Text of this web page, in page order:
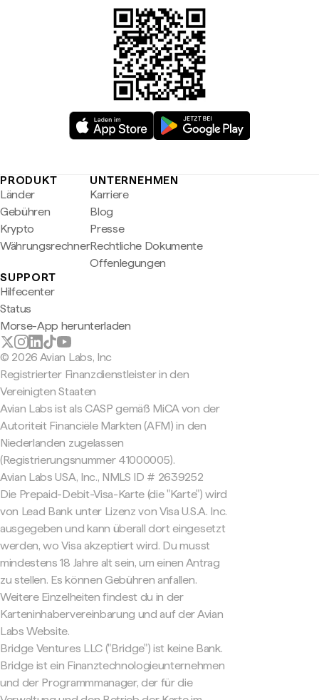
PRODUKT
Länder
Gebühren
Krypto
Währungsrechner
UNTERNEHMEN
Karriere
Blog
Presse
Rechtliche Dokumente
Offenlegungen
SUPPORT
Hilfecenter
Status
Morse-App herunterladen
© 2026 Avian Labs, Inc
Registrierter Finanzdienstleister in den
Vereinigten Staaten
Avian Labs ist als CASP gemäß MiCA von der
Autoriteit Financiële Markten (AFM) in den
Niederlanden zugelassen
(Registrierungsnummer 41000005).
Avian Labs USA, Inc., NMLS ID # 2639252
Die Prepaid-Debit-Visa-Karte (die "Karte") wird
von Lead Bank unter Lizenz von Visa U.S.A. Inc.
ausgegeben und kann überall dort eingesetzt
werden, wo Visa akzeptiert wird. Du musst
mindestens 18 Jahre alt sein, um einen Antrag
zu stellen. Es können Gebühren anfallen.
Weitere Einzelheiten findest du in der
Karteninhabervereinbarung und auf der Avian
Labs Website.
Bridge Ventures LLC ("Bridge") ist keine Bank.
Bridge ist ein Finanztechnologieunternehmen
und der Programmmanager, der für die